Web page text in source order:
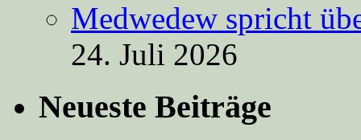
Medwedew spricht
24. Juli 2026
Neueste Beiträge